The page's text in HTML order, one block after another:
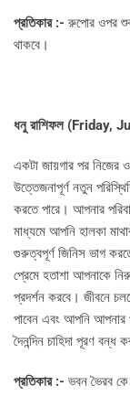
প্রতিকার :- রুপোর ওপর
থাকবে।
ধনু রাশিফল (Friday,
একটা জায়গার পর নিজের
উত্তেজনাপূর্ণ নতুন
করতে পারে। আপনার
মাধ্যমে আপনি হালকা
গুরুত্বপূর্ণ জিনিস ভাগ
প্রেমে হতাশা আপনাকে
প্রদর্শন করবে। জীবনে
পাবেন এবং আপনি
দৈনন্দিন চাহিদা পূরণ
প্রতিকার :- ভবন ভৈরব